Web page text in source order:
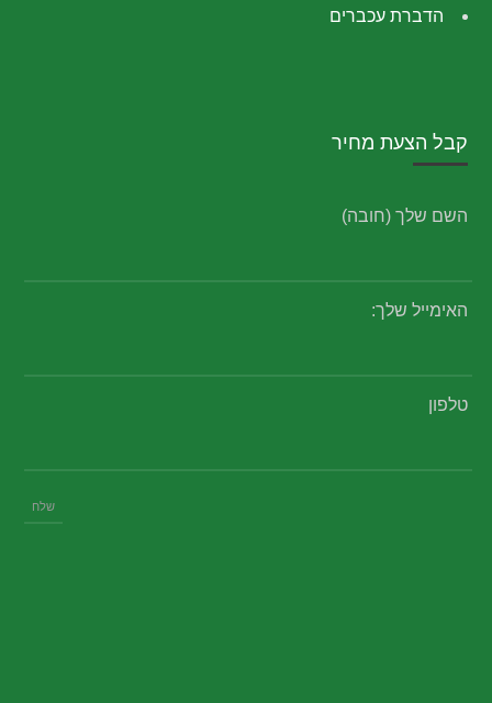
הדברת עכברים
קבל הצעת מחיר
השם שלך (חובה)
האימייל שלך:
טלפון